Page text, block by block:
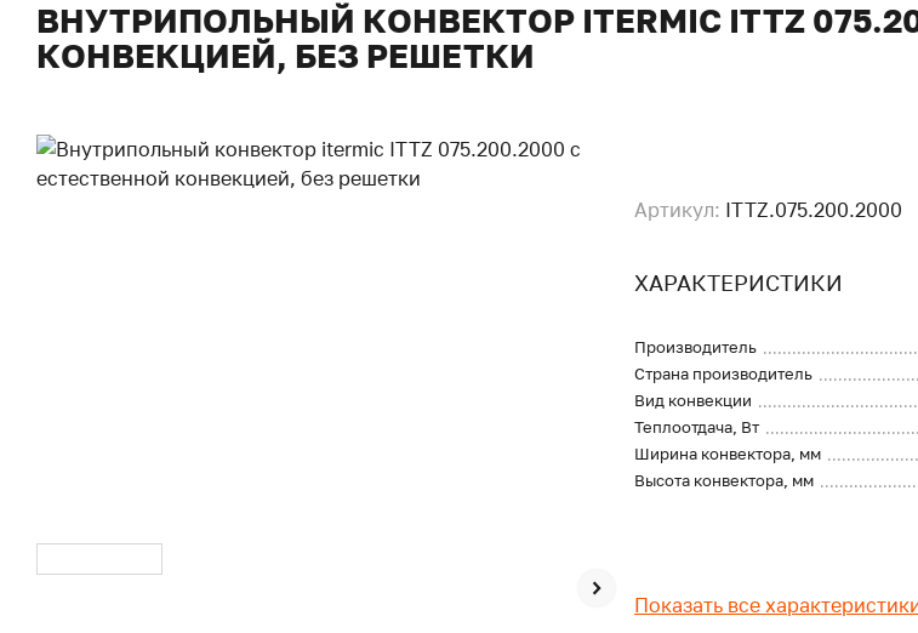
ВНУТРИПОЛЬНЫЙ КОНВЕКТОР ITERMIC ITTZ
КОНВЕКЦИЕЙ, БЕЗ РЕШЕТКИ
Артикул: ITTZ.075.200.2000
ХАРАКТЕРИСТИКИ
Производитель
Страна производитель
Вид конвекции
Теплоотдача, Вт
Ширина конвектора, мм
Высота конвектора, мм
Показать все